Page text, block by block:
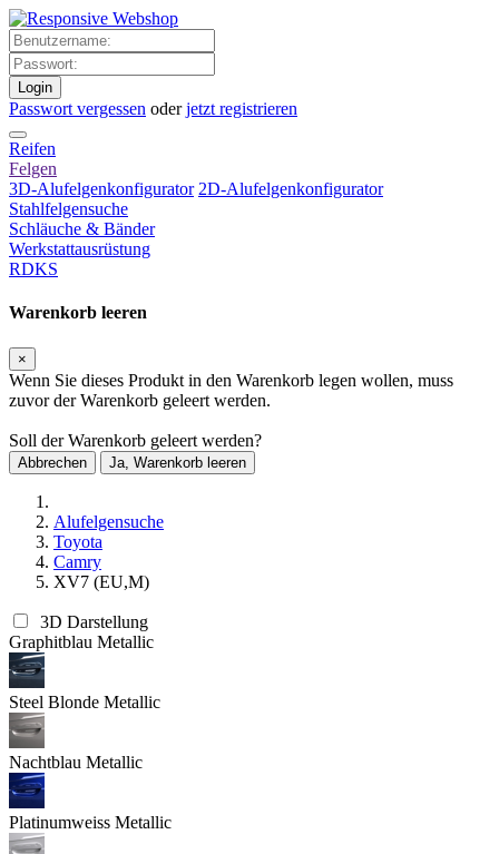
Login
Passwort vergessen oderjetzt registrieren
Reifen
Felgen
3D-Alufelgenkonfigurator 2D-Alufelgenkonfigurator
Stahlfelgensuche
Schläuche & Bänder
Werkstattausrüstung
RDKS
Warenkorb leeren
×
Wenn Sie dieses Produkt in den Warenkorb legen wollen, muss
zuvor der Warenkorb geleert werden.
Soll der Warenkorb geleert werden?
Abbrechen Ja, Warenkorb leeren
Alufelgensuche
Toyota
Camry
XV7 (EU,M)
3D Darstellung
Graphitblau Metallic
Steel Blonde Metallic
Nachtblau Metallic
Platinumweiss Metallic